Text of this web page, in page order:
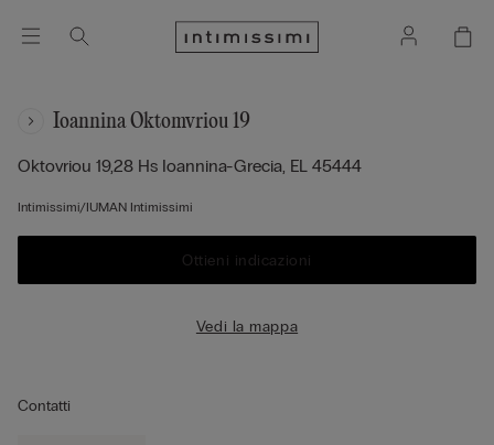
Ioannina Oktomvriou 19
Oktovriou 19,28 Hs Ioannina-Grecia, EL 45444
Intimissimi/IUMAN Intimissimi
Ottieni indicazioni
Vedi la mappa
Contatti